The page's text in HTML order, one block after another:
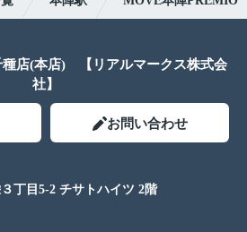
種店(本店) 【リアルマークス株式会
社】
お問い合わせ
丁目5-2 チサトハイツ 2階